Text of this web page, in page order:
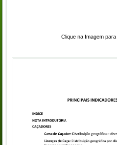
Clique na Imagem